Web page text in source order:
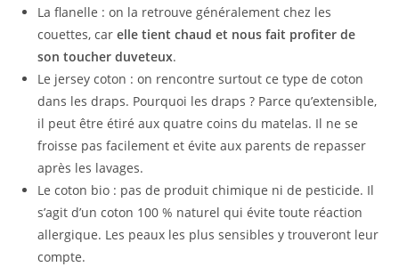
La flanelle : on la retrouve généralement chez les
couettes, carelle tient chaud et nous fait profiter de
son toucher duveteux.
Le jersey coton : on rencontre surtout ce type de coton
dans les draps. Pourquoi les draps ? Parce qu’extensible,
il peut être étiré aux quatre coins du matelas. Il ne se
froisse pas facilement et évite aux parents de repasser
après les lavages.
Le coton bio : pas de produit chimique ni de pesticide. Il
s’agit d’un coton 100 % naturel qui évite toute réaction
allergique. Les peaux les plus sensibles y trouveront leur
compte.